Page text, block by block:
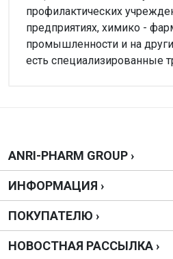
профилактических
предприятиях, химико -
промышленности и на
есть специализированные
Написать отзыв
Оценка
Ваш отзыв
ANRI-PHARM GROUP ›
ИНФОРМАЦИЯ ›
ПОКУПАТЕЛЮ ›
НОВОСТНАЯ РАССЫЛКА ›